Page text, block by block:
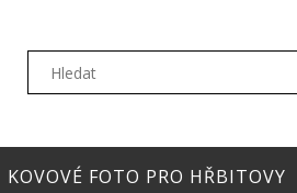
KOVOVÉ FOTO PRO HŘBITOVY